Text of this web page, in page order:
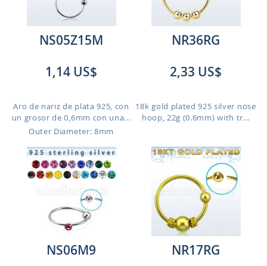
NS05Z15M
1,14 US$
Aro de nariz de plata 925, con
un grosor de 0,6mm con una...
Outer Diameter: 8mm
NR36RG
2,33 US$
18k gold plated 925 silver nose
hoop, 22g (0.6mm) with tr...
NS06M9
NR17RG